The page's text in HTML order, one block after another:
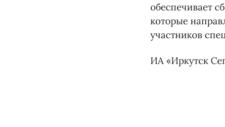
обеспечивает
которые
участников
ИА «Иркутск